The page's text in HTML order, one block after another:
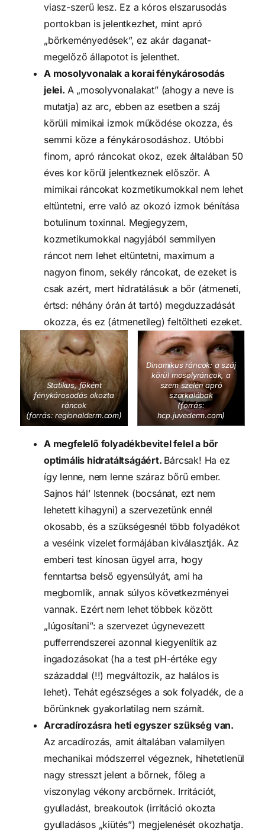
viasz-szerű lesz. Ez a kóros elszarusodás
pontokban is jelentkezhet, mint apró
„bőrkeményedések”, ez akár daganat-
megelőző állapotot is jelenthet.
A mosolyvonalak a korai fénykárosodás
jelei. A „mosolyvonalakat” (ahogy a neve is
mutatja) az arc, ebben az esetben a száj
körüli mimikai izmok működése okozza, és
semmi köze a fénykárosodáshoz. Utóbbi
finom, apró ráncokat okoz, ezek általában 50
éves kor körül jelentkeznek először. A
mimikai ráncokat kozmetikumokkal nem lehet
eltüntetni, erre való az okozó izmok bénítása
botulinum toxinnal. Megjegyzem,
kozmetikumokkal nagyjából semmilyen
ráncot nem lehet eltüntetni, maximum a
nagyon finom, sekély ráncokat, de ezeket is
csak azért, mert hidratálásuk a bőr (átmeneti,
értsd: néhány órán át tartó) megduzzadását
okozza, és ez (átmenetileg) feltöltheti ezeket.
Statikus, főként
fénykárosodás okozta
ráncok
(forrás: regionalderm.com)
Dinamikus ráncok: a száj
körül mosolyráncok, a
szem szélén apró
szarkalábak
(forrás:
hcp.juvederm.com)
A megfelelő folyadékbevitel felel a bőr
optimális hidratáltságáért. Bárcsak! Ha ez
így lenne, nem lenne száraz bőrű ember.
Sajnos hál’ Istennek (bocsánat, ezt nem
lehetett kihagyni) a szervezetünk ennél
okosabb, és a szükségesnél több folyadékot
a veséink vizelet formájában kiválasztják. Az
emberi test kínosan ügyel arra, hogy
fenntartsa belső egyensúlyát, ami ha
megbomlik, annak súlyos következményei
vannak. Ezért nem lehet többek között
„lúgosítani”: a szervezet úgynevezett
pufferrendszerei azonnal kiegyenlítik az
ingadozásokat (ha a test pH-értéke egy
századdal (!!) megváltozik, az halálos is
lehet). Tehát egészséges a sok folyadék, de a
bőrünknek gyakorlatilag nem számít.
Arcradírozásra heti egyszer szükség van.
Az arcadírozás, amit általában valamilyen
mechanikai módszerrel végeznek, hihetetlenül
nagy stresszt jelent a bőrnek, főleg a
viszonylag vékony arcbőrnek. Irritációt,
gyulladást, breakoutok (irritáció okozta
gyulladásos „kiütés”) megjelenését okozhatja.